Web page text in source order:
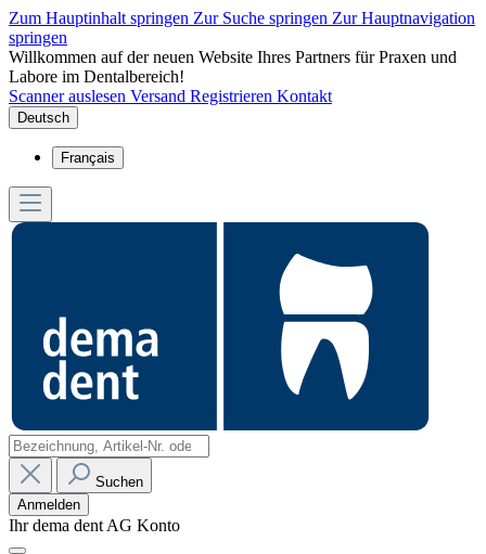
Zum Hauptinhalt springen Zur Suche springen Zur Hauptnavigation
springen
Willkommen auf der neuen Website Ihres Partners für Praxen und
Labore im Dentalbereich!
Scanner auslesen Versand Registrieren Kontakt
Deutsch
Français
Suchen
Anmelden
Ihr dema dent AG Konto